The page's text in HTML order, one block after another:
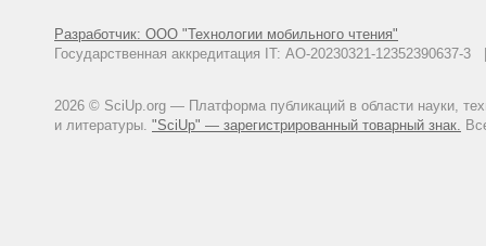
Разработчик: ООО "Технологии мобильного чтения"
Государственная аккредитация IT: АО-20230321-
2026 © SciUp.org — Платформа публикаций в области науки,
и литературы. "SciUp" — зарегистрированный товарный знак.